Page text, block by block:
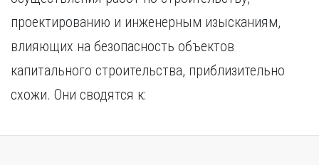
проектированию и инженерным изысканиям,
влияющих на безопасность объектов
капитального строительства, приблизительно
схожи. Они сводятся к: